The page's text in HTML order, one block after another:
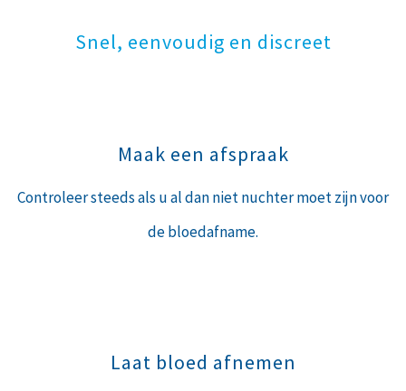
Snel, eenvoudig en discreet
Maak een afspraak
Controleer steeds als u al dan niet nuchter moet zijn voor
de bloedafname.
Laat bloed afnemen